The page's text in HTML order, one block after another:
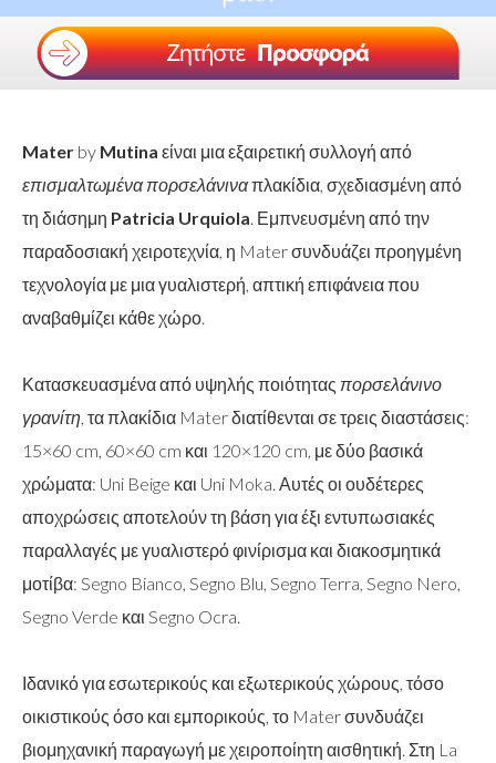
Mater by Mutina είναι μια εξαιρετική συλλογή από
επισμαλτωμένα πορσελάνιναπλακίδια, σχεδιασμένη από
τη διάσημη Patricia Urquiola . Εμπνευσμένη από την
παραδοσιακή χειροτεχνία, η Mater συνδυάζει προηγμένη
τεχνολογία με μια γυαλιστερή, απτική επιφάνεια που
αναβαθμίζει κάθε χώρο.
Κατασκευασμένα από υψηλής ποιότητας πορσελάνινο
γρανίτη , τα πλακίδια Mater διατίθενται σε τρεις διαστάσεις:
15×60 cm, 60×60 cm και 120×120 cm, με δύο βασικά
χρώματα: Uni Beige και Uni Moka. Αυτές οι ουδέτερες
αποχρώσεις αποτελούν τη βάση για έξι εντυπωσιακές
παραλλαγές με γυαλιστερό φινίρισμα και διακοσμητικά
μοτίβα: Segno Bianco, Segno Blu, Segno Terra, Segno Nero,
Segno Verde και Segno Ocra.
Ιδανικό για εσωτερικούς και εξωτερικούς χώρους, τόσο
οικιστικούς όσο και εμπορικούς, το Mater συνδυάζει
βιομηχανική παραγωγή με χειροποίητη αισθητική. Στη La